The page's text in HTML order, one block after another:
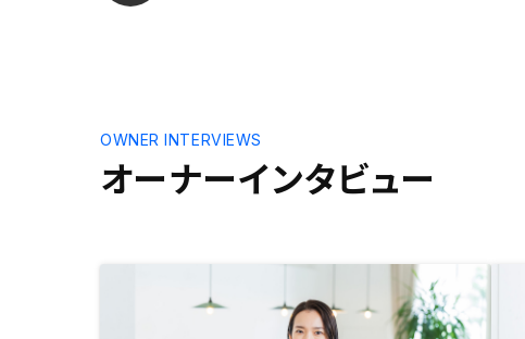
オーナーインタビュー
OWNER INTERVIEWS